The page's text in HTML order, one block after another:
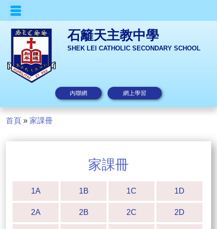
石籬天主教中學
SHEK LEI CATHOLIC SECONDARY SCHOOL
內聯網 網上學習
首頁 » 家課冊
家課冊
1A 1B 1C 1D
2A 2B 2C 2D